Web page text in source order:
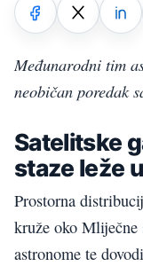
Međunarodni tim
neobičan poredak
Satelitske
staze leže
Prostorna
kruže oko Mliječne
astronome te